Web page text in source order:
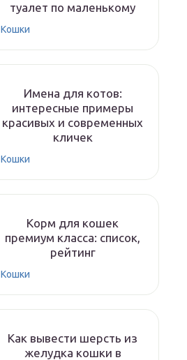
туалет по маленькому
Кошки
Имена для котов:
интересные примеры
красивых и современных
кличек
Кошки
Корм для кошек
премиум класса: список,
рейтинг
Кошки
Как вывести шерсть из
желудка кошки в